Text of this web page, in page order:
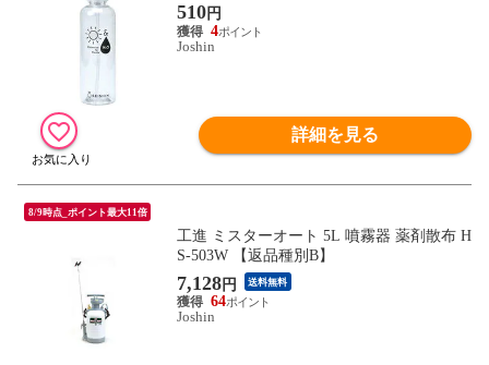
510円
4
Joshin
詳細を見る
8/9時点_ポイント最大11倍
工進 ミスターオート 5L 噴霧器 薬剤散布 H
S-503W 【返品種別B】
7,128円 送料無料
64
Joshin